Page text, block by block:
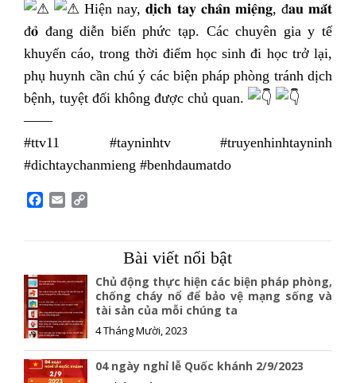
Hiện nay, 𝐝𝐢̣𝐜𝐡 𝐭𝐚𝐲 𝐜𝐡𝐚̂𝐧 𝐦𝐢𝐞̣̂𝐧𝐠, đ𝐚𝐮 𝐦𝐚̆́𝐭
đ𝐨̉ đang diễn biến phức tạp. Các chuyên gia y tế
khuyến cáo, trong thời điểm học sinh đi học trở lại,
phụ huynh cần chú ý các biện pháp phòng tránh dịch
bệnh, tuyệt đối không được chủ quan.
——
#ttv11 #tayninhtv #truyenhinhtayninh
#dichtaychanmieng #benhdaumatdo
o
o
k
Bài viết nổi bật
Chủ động thực hiện các biện pháp phòng,
chống cháy nổ để bảo vệ mạng sống và
tài sản của mỗi chúng ta
4 Tháng Mười, 2023
04 ngày nghỉ lễ Quốc khánh 2/9/2023